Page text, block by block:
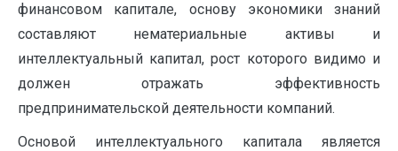
финансовом капитале, основу экономики знаний
составляют нематериальные активы и
интеллектуальный капитал, рост которого видимо и
должен отражать эффективность
предпринимательской деятельности компаний.
Основой интеллектуального капитала является